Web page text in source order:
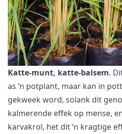
Katte-munt, katte-balsem.
as ’n potplant, maar kan in
gekweek word, solank dit
kalmerende effek op mense,
karvakrol, het dit ’n kragtige